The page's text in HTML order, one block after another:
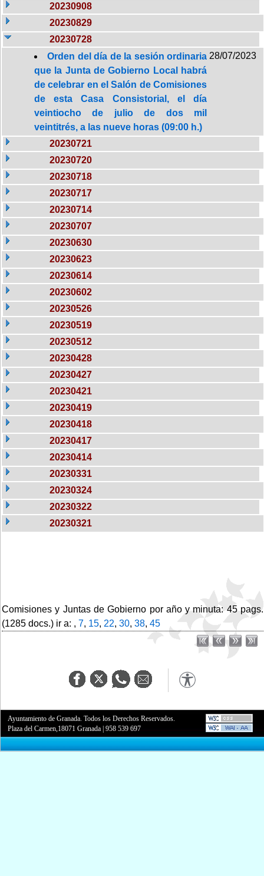
20230908
20230829
20230728
Orden del día de la sesión ordinaria
que la Junta de Gobierno Local habrá
de celebrar en el Salón de Comisiones
de esta Casa Consistorial, el día
veintiocho de julio de dos mil
veintitrés, a las nueve horas (09:00 h.)
28/07/2023
20230721
20230720
20230718
20230717
20230714
20230707
20230630
20230623
20230614
20230602
20230526
20230519
20230512
20230428
20230427
20230421
20230419
20230418
20230417
20230414
20230331
20230324
20230322
20230321
Comisiones y Juntas de Gobierno por año y minuta: 45 pags.
(1285 docs.) ir a: , 7, 15, 22, 30, 38, 45
Ayuntamiento de Granada. Todos los Derechos Reservados.
Plaza del Carmen,18071 Granada |958 539 697